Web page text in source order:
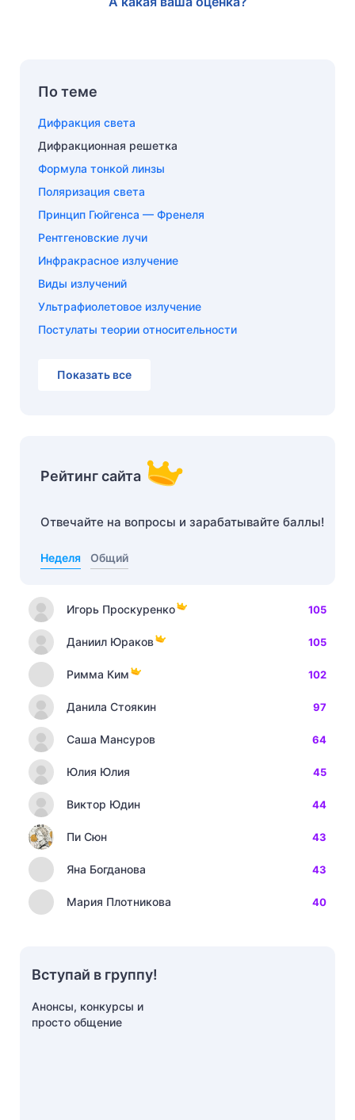
По теме
Дифракция света
Дифракционная решетка
Формула тонкой линзы
Поляризация света
Принцип Гюйгенса — Френеля
Рентгеновские лучи
Инфракрасное излучение
Виды излучений
Ультрафиолетовое излучение
Постулаты теории относительности
Показать все
Рейтинг сайта
Отвечайте на вопросы и зарабатывайте баллы!
Неделя Общий
Игорь Проскуренко 105
Даниил Юраков 105
Римма Ким 102
Данила Стоякин 97
Саша Мансуров 64
Юлия Юлия 45
Виктор Юдин 44
Пи Сюн 43
Яна Богданова 43
Мария Плотникова 40
Вступай в группу!
Анонсы, конкурсы и
просто общение